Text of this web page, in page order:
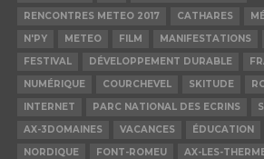
RENCONTRES METEO 2017
CATHARES
N'PY
METEO FILM MANIFESTATIONS
FESTIVAL
DÉVELOPPEMENT DURABLE
NUMÉRIQUE
COURCHEVEL SKITUDE
INTERNET
PARC NATIONAL DES ECRINS
AX-3DOMAINES
VACANCES ÉDUCATION
NORDIQUE
FONT-ROMEU AX-LES-